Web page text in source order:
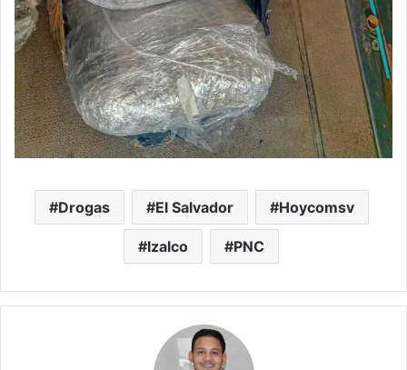
Drogas El Salvador Hoycomsv
Izalco PNC